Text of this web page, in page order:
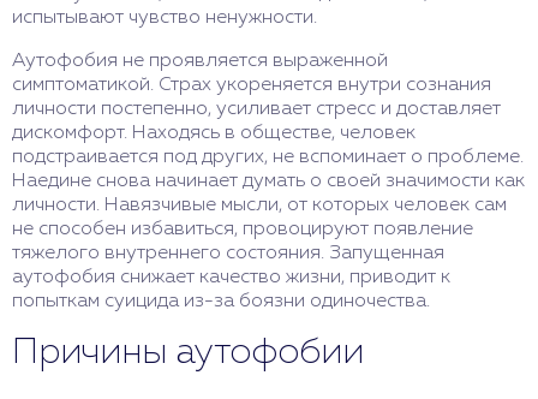
испытывают чувство ненужности.
Аутофобия не проявляется выраженной
симптоматикой. Страх укореняется внутри сознания
личности постепенно, усиливает стресс и доставляет
дискомфорт. Находясь в обществе, человек
подстраивается под других, не вспоминает о проблеме.
Наедине снова начинает думать о своей значимости как
личности. Навязчивые мысли, от которых человек сам
не способен избавиться, провоцируют появление
тяжелого внутреннего состояния. Запущенная
аутофобия снижает качество жизни, приводит к
попыткам суицида из-за боязни одиночества.
Причины аутофобии